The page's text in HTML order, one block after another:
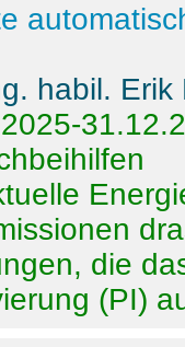
habil. Erik
die
(PI)